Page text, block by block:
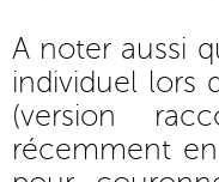
A noter aussi
individuel lors
(version
récemment